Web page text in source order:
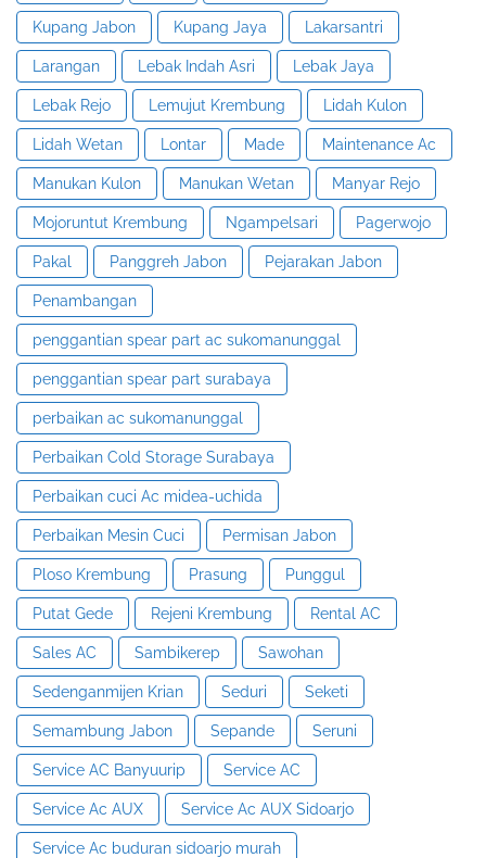
Kupang Jabon Kupang Jaya Lakarsantri
Larangan Lebak Indah Asri Lebak Jaya
Lebak Rejo Lemujut Krembung Lidah Kulon
Lidah Wetan Lontar Made Maintenance Ac
Manukan Kulon Manukan Wetan Manyar Rejo
Mojoruntut Krembung Ngampelsari Pagerwojo
Pakal Panggreh Jabon Pejarakan Jabon
Penambangan
penggantian spear part ac sukomanunggal
penggantian spear part surabaya
perbaikan ac sukomanunggal
Perbaikan Cold Storage Surabaya
Perbaikan cuci Ac midea-uchida
Perbaikan Mesin Cuci Permisan Jabon
Ploso Krembung Prasung Punggul
Putat Gede Rejeni Krembung Rental AC
Sales AC Sambikerep Sawohan
Sedenganmijen Krian Seduri Seketi
Semambung Jabon Sepande Seruni
Service AC Banyuurip Service AC
Service Ac AUX Service Ac AUX Sidoarjo
Service Ac buduran sidoarjo murah